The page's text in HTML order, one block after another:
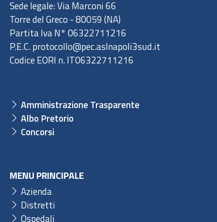
Sede legale: Via Marconi 66
Torre del Greco - 80059 (NA)
Partita Iva N° 06322711216
P.E.C. protocollo@pec.aslnapoli3sud.it
Codice EORI n. IT06322711216
Amministrazione Trasparente
Albo Pretorio
Concorsi
MENU PRINCIPALE
Azienda
Distretti
Ospedali